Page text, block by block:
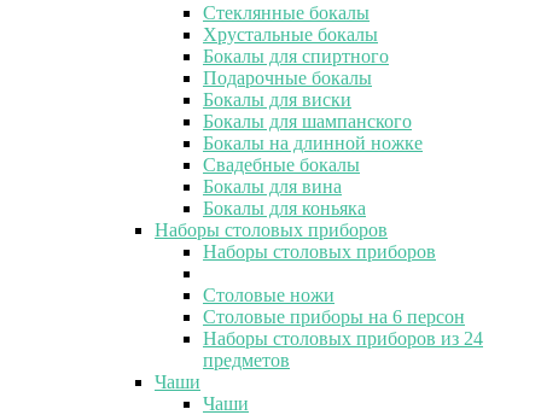
Стеклянные бокалы
Хрустальные бокалы
Бокалы для спиртного
Подарочные бокалы
Бокалы для виски
Бокалы для шампанского
Бокалы на длинной ножке
Свадебные бокалы
Бокалы для вина
Бокалы для коньяка
Наборы столовых приборов
Наборы столовых приборов
Столовые ножи
Столовые приборы на 6 персон
Наборы столовых приборов из 24
предметов
Чаши
Чаши